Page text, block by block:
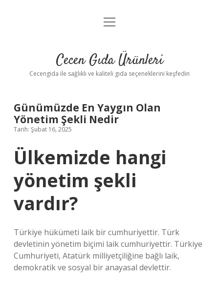
Anasayfa
Yasal Uyarı
menüyü
Cecen Gıda Ürünleri
Cecengida ile sağlıklı ve kaliteli gıda seçeneklerini keşfedin
Günümüzde En Yaygın Olan
Yönetim Şekli Nedir
Tarih: Şubat 16, 2025
Ülkemizde hangi
yönetim şekli
vardır?
Türkiye hükümeti laik bir cumhuriyettir. Türk
devletinin yönetim biçimi laik cumhuriyettir. Türkiye
Cumhuriyeti, Atatürk milliyetçiliğine bağlı laik,
demokratik ve sosyal bir anayasal devlettir.